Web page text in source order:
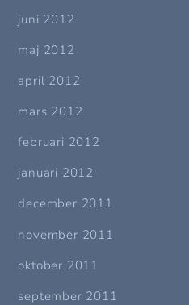
juni 2012
maj 2012
april 2012
mars 2012
februari 2012
januari 2012
december 2011
november 2011
oktober 2011
september 2011